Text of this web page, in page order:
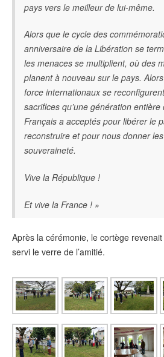
pays vers le meilleur de lui-même.
Alors que le cycle des
anniversaire de la Libération se
les menaces se multiplient, où des
planent à nouveau sur le pays.
force internationaux se
sacrifices qu’une génération
Français a acceptés pour libérer le
reconstruire et pour nous donner
souveraineté.
Vive la République !
Et vive la France ! »
Après la cérémonie, le cortège
servi le verre de l’amitié.